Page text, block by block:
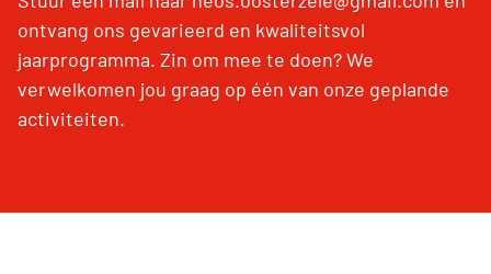
ontvang ons gevarieerd en kwaliteitsvol
jaarprogramma. Zin om mee te doen? We
verwelkomen jou graag op één van onze geplande
activiteiten.